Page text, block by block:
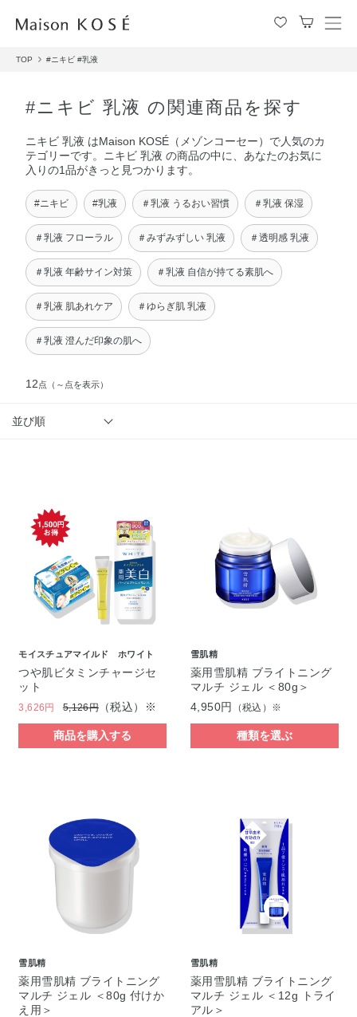
メ
TOP #ニキビ #乳液
#ニキビ 乳液 の関連商品を探す
ニキビ 乳液 はMaison KOSÉ（メゾンコーセー）で人気のカ
テゴリーです。ニキビ 乳液 の商品の中に、あなたのお気に
入りの1品がきっと見つかります。
#ニキビ #乳液 ＃乳液 うるおい習慣 ＃乳液 保湿
＃乳液 フローラル ＃みずみずしい 乳液 ＃透明感 乳液
＃乳液 年齢サイン対策 ＃乳液 自信が持てる素肌へ
＃乳液 肌あれケア ＃ゆらぎ肌 乳液
＃乳液 澄んだ印象の肌へ
12点 （～点を表示）
並び順
モイスチュアマイルド ホワイト
つや肌ビタミンチャージセ
ット
3,626円 5,126円 （税込）※
商品を購入する
雪肌精
薬用雪肌精 ブライトニング
マルチ ジェル ＜80g＞
4,950円
（税込）※
種類を選ぶ
雪肌精
薬用雪肌精 ブライトニング
マルチ ジェル ＜80g 付けか
え用＞
雪肌精
薬用雪肌精 ブライトニング
マルチ ジェル ＜12g トライ
アル＞